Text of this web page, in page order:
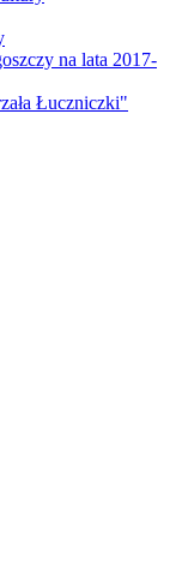
na lata 2017-
Łuczniczki"